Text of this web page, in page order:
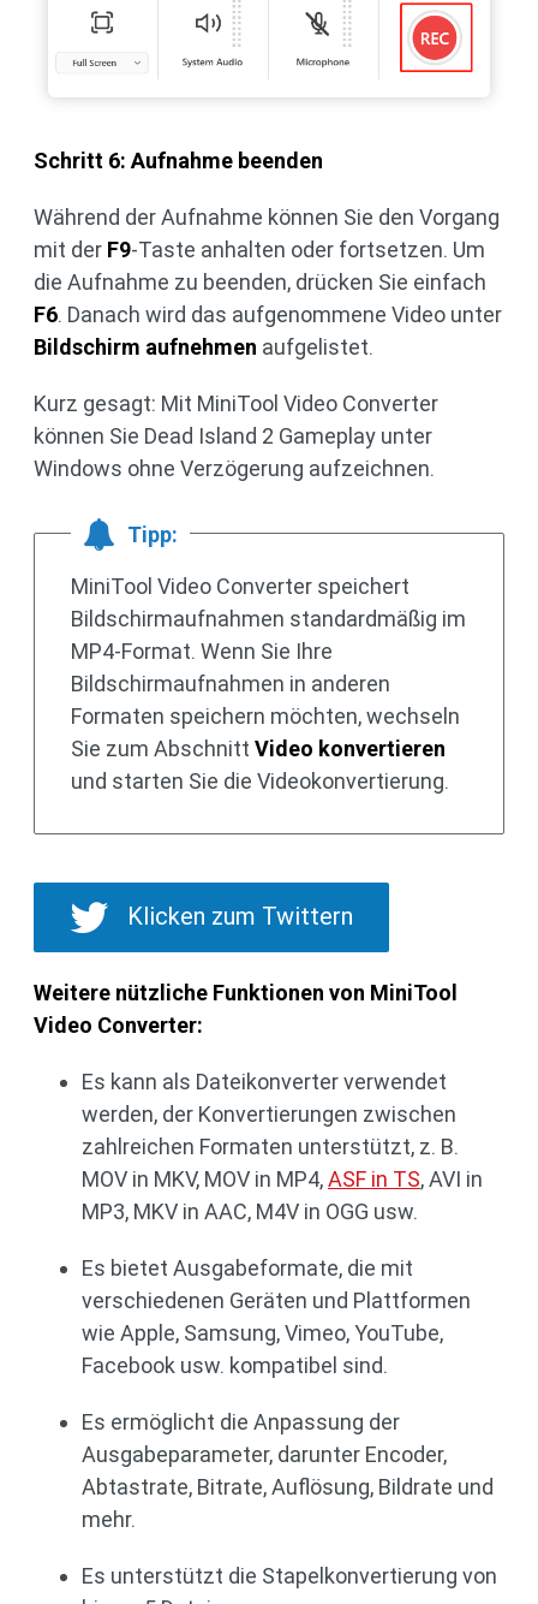
Schritt 6: Aufnahme beenden
Während der Aufnahme können Sie den Vorgang
mit der F9-Taste anhalten oder fortsetzen. Um
die Aufnahme zu beenden, drücken Sie einfach
F6. Danach wird das aufgenommene Video unter
Bildschirm aufnehmen aufgelistet.
Kurz gesagt: Mit MiniTool Video Converter
können Sie Dead Island 2 Gameplay unter
Windows ohne Verzögerung aufzeichnen.
Tipp:
MiniTool Video Converter speichert
Bildschirmaufnahmen standardmäßig im
MP4-Format. Wenn Sie Ihre
Bildschirmaufnahmen in anderen
Formaten speichern möchten, wechseln
Sie zum Abschnitt Video konvertieren
und starten Sie die Videokonvertierung.
Klicken zum Twittern
Weitere nützliche Funktionen von MiniTool
Video Converter:
Es kann als Dateikonverter verwendet
werden, der Konvertierungen zwischen
zahlreichen Formaten unterstützt, z. B.
MOV in MKV, MOV in MP4,ASF in TS, AVI in
MP3, MKV in AAC, M4V in OGG usw.
Es bietet Ausgabeformate, die mit
verschiedenen Geräten und Plattformen
wie Apple, Samsung, Vimeo, YouTube,
Facebook usw. kompatibel sind.
Es ermöglicht die Anpassung der
Ausgabeparameter, darunter Encoder,
Abtastrate, Bitrate, Auflösung, Bildrate und
mehr.
Es unterstützt die Stapelkonvertierung von